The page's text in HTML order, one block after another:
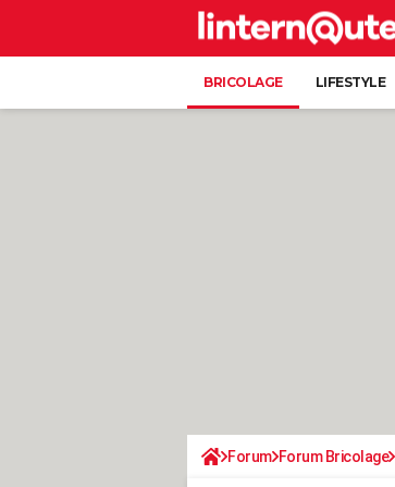
BRICOLAGE LIFESTYLE
Forum Forum Bricolage